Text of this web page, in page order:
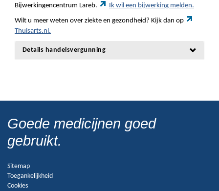
Bijwerkingencentrum Lareb.
Ik wil een bijwerking melden.
Wilt u meer weten over ziekte en gezondheid? Kijk dan op
Thuisarts.nl.
Details handelsvergunning
Goede medicijnen goed
gebruikt.
Sitemap
Toegankelijkheid
Cookies